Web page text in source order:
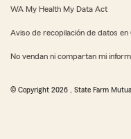
WA My Health My Data Act
Aviso de recopilación de datos en
No vendan ni compartan mi
© Copyright 2026 , State Farm